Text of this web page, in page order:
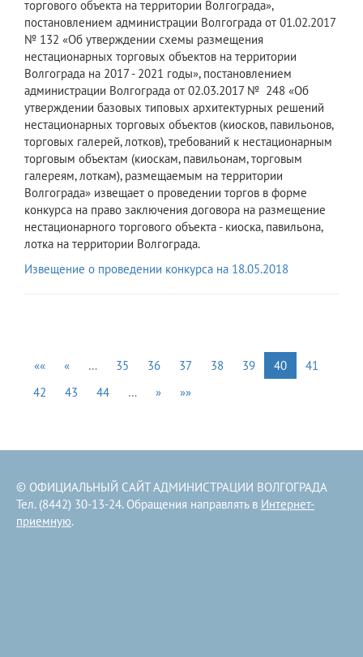
торгового объекта на территории Волгограда»,
постановлением администрации Волгограда от 01.02.2017
№ 132 «Об утверждении схемы размещения
нестационарных торговых объектов на территории
Волгограда на 2017 - 2021 годы», постановлением
администрации Волгограда от 02.03.2017 № 248 «Об
утверждении базовых типовых архитектурных решений
нестационарных торговых объектов (киосков, павильонов,
торговых галерей, лотков), требований к нестационарным
торговым объектам (киоскам, павильонам, торговым
галереям, лоткам), размещаемым на территории
Волгограда» извещает о проведении торгов в форме
конкурса на право заключения договора на размещение
нестационарного торгового объекта - киоска, павильона,
лотка на территории Волгограда.
Извещение о проведении конкурса на 18.05.2018
«« « … 35 36 37 38 39 40
41
42
43 44 … » »»
© ОФИЦИАЛЬНЫЙ САЙТ АДМИНИСТРАЦИИ ВОЛГОГРАДА
Тел. (8442) 30-13-24. Обращения направлять в Интернет-
приемную.